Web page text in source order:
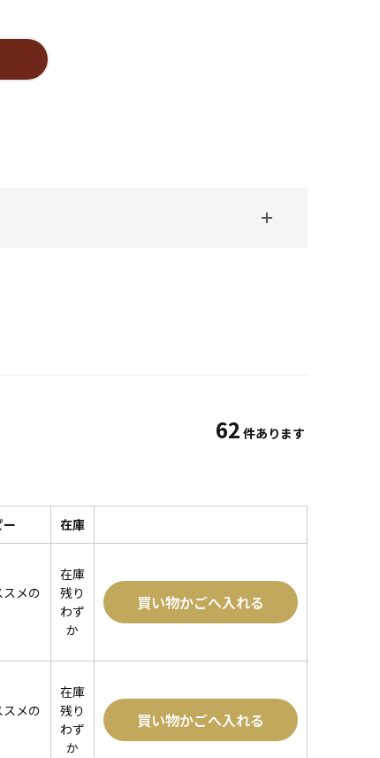
62 件あります
在庫
メの
在庫
残り
わず
か
買い物かごへ入れる
メの
在庫
残り
わず
か
買い物かごへ入れる